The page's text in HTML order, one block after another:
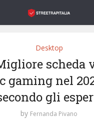
Desktop
scheda
gaming nel
gli
by Fernanda Pivano